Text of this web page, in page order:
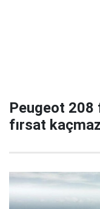
Peugeot 208
fırsat kaçmaz